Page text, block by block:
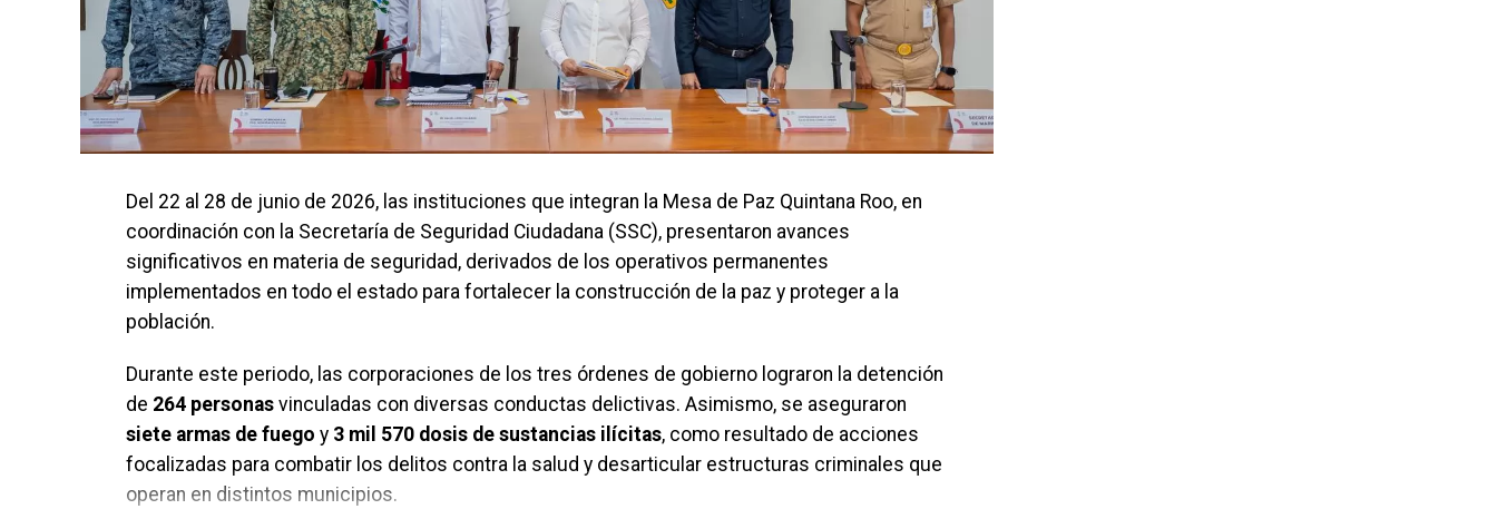
Del 22 al 28 de junio de 2026, las instituciones que integran la Mesa de Paz Quintana Roo, en
coordinación con la Secretaría de Seguridad Ciudadana (SSC), presentaron avances
significativos en materia de seguridad, derivados de los operativos permanentes
implementados en todo el estado para fortalecer la construcción de la paz y proteger a la
población.
Durante este periodo, las corporaciones de los tres órdenes de gobierno lograron la detención
de 264 personas vinculadas con diversas conductas delictivas. Asimismo, se aseguraron
siete armas de fuego y 3 mil 570 dosis de sustancias ilícitas, como resultado de acciones
focalizadas para combatir los delitos contra la salud y desarticular estructuras criminales que
operan en distintos municipios.